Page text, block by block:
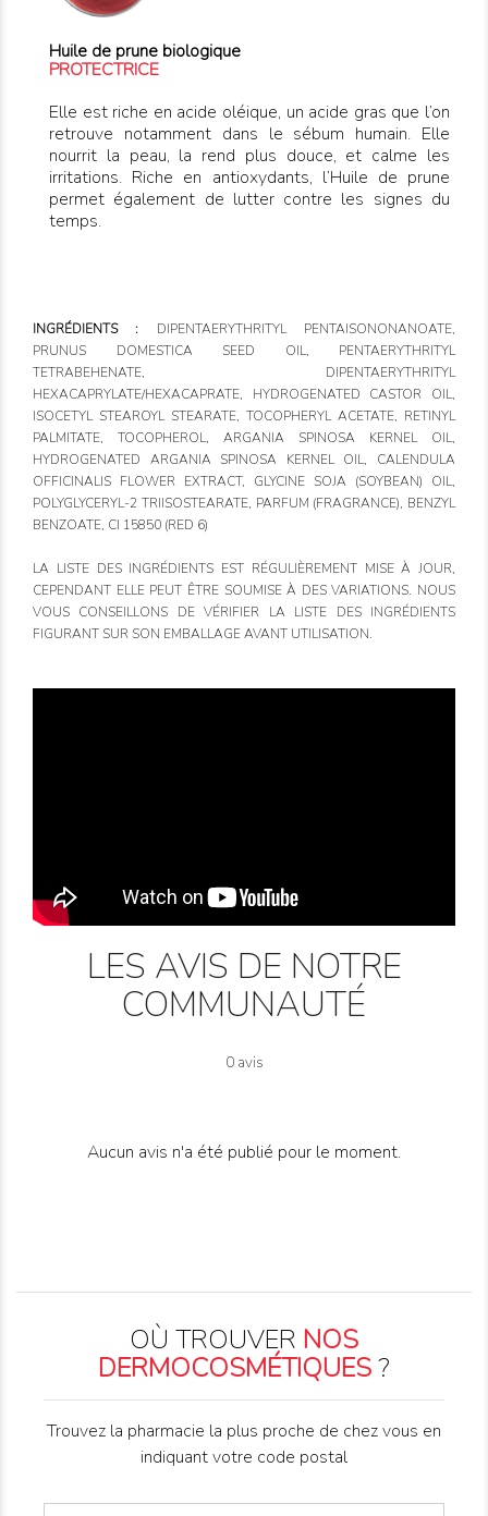
Huile de prune biologique
PROTECTRICE
Elle est riche en acide oléique, un acide gras que l’on
retrouve notamment dans le sébum humain. Elle
nourrit la peau, la rend plus douce, et calme les
irritations. Riche en antioxydants, l’Huile de prune
permet également de lutter contre les signes du
temps.
INGRÉDIENTS : DIPENTAERYTHRITYL PENTAISONONANOATE,
PRUNUS DOMESTICA SEED OIL, PENTAERYTHRITYL
TETRABEHENATE, DIPENTAERYTHRITYL
HEXACAPRYLATE/HEXACAPRATE, HYDROGENATED CASTOR OIL,
ISOCETYL STEAROYL STEARATE, TOCOPHERYL ACETATE, RETINYL
PALMITATE, TOCOPHEROL, ARGANIA SPINOSA KERNEL OIL,
HYDROGENATED ARGANIA SPINOSA KERNEL OIL, CALENDULA
OFFICINALIS FLOWER EXTRACT, GLYCINE SOJA (SOYBEAN) OIL,
POLYGLYCERYL-2 TRIISOSTEARATE, PARFUM (FRAGRANCE), BENZYL
BENZOATE, CI 15850 (RED 6)
LA LISTE DES INGRÉDIENTS EST RÉGULIÈREMENT MISE À JOUR,
CEPENDANT ELLE PEUT ÊTRE SOUMISE À DES VARIATIONS. NOUS
VOUS CONSEILLONS DE VÉRIFIER LA LISTE DES INGRÉDIENTS
FIGURANT SUR SON EMBALLAGE AVANT UTILISATION.
LES AVIS DE NOTRE
COMMUNAUTÉ
0 avis
Aucun avis n'a été publié pour le moment.
OÙ TROUVER NOS
DERMOCOSMÉTIQUES?
Trouvez la pharmacie la plus proche de chez vous en
indiquant votre code postal